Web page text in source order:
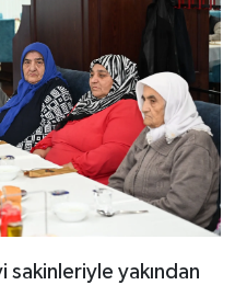
sakinleriyle yakından